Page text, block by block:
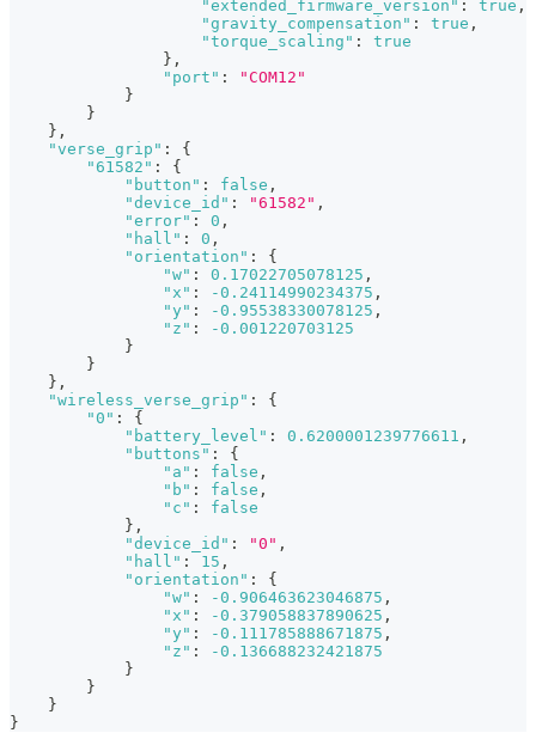
"extended_firmware_version" : true ,
"gravity_compensation" : true ,
"torque_scaling" :
true
} ,
"port" :
"COM12"
}
}
} ,
"verse_grip" :
{
"61582" :
{
"button" : false ,
"device_id" : "61582" ,
"error" : 0 ,
"hall" : 0 ,
"orientation" :
{
"w" : 0.17022705078125 ,
"x" : -0.24114990234375 ,
"y" : -0.95538330078125 ,
"z" :
-0.001220703125
}
}
} ,
"wireless_verse_grip" :
{
"0" :
{
"battery_level" : 0.6200001239776611 ,
"buttons" :
{
"a" : false ,
"b" : false ,
"c" :
false
} ,
"device_id" : "0" ,
"hall" : 15 ,
"orientation" :
{
"w" : -0.906463623046875 ,
"x" : -0.379058837890625 ,
"y" : -0.111785888671875 ,
"z" :
-0.136688232421875
}
}
}
}